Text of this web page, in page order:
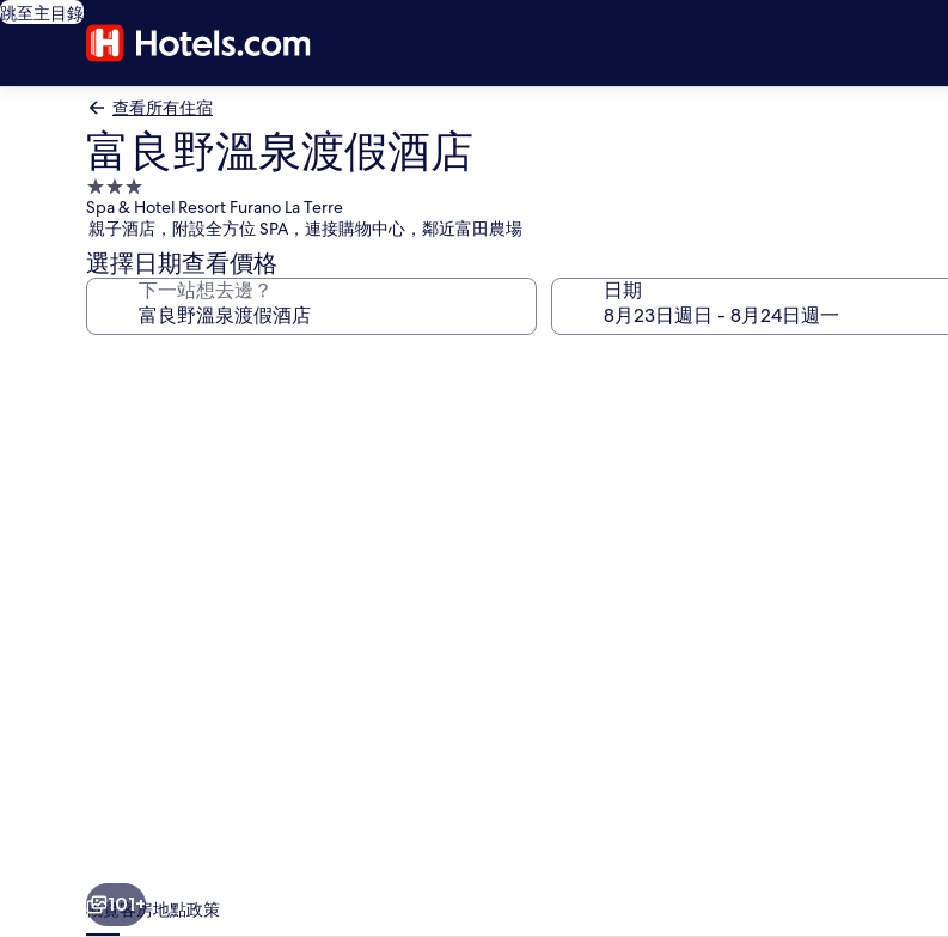
跳至主目錄
查看所有住宿
富良野溫泉渡假酒店
3.0
星
級
住
宿
Spa & Hotel Resort Furano La Terre
親子酒店，附設全方位 SPA，連接購物中心，鄰近富田農場
選擇日期查看價格
下一站想去邊？ 日期
101+
概覽客房地點政策